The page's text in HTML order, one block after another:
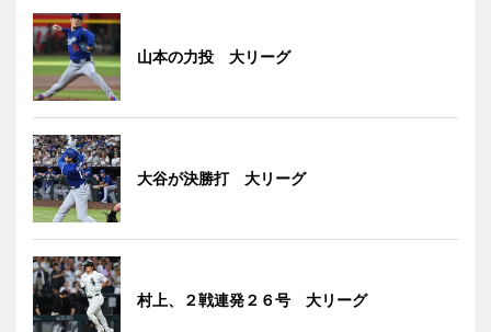
山本の力投 大リーグ
大谷が決勝打 大リーグ
村上、２戦連発２６号 大リーグ